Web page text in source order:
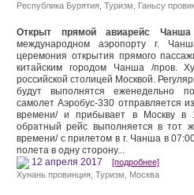
Республика Бурятия Туризм Ганьсу
Открыт прямой авиарейс
международном аэропорту г.
церемония открытия прямого
китайским городом Чанша /пров.
российской столицей Москвой.
будут выполнятся еженедельно
самолет Аэробус-330 отправляется
времени/ и прибывает в Москву в
обратный рейс выполняется в тот
времени/ с прилетом в г. Чанша в
полета в одну сторону...
12 апреля 2017 [подробнее]
Хунань провинция Туризм Москва